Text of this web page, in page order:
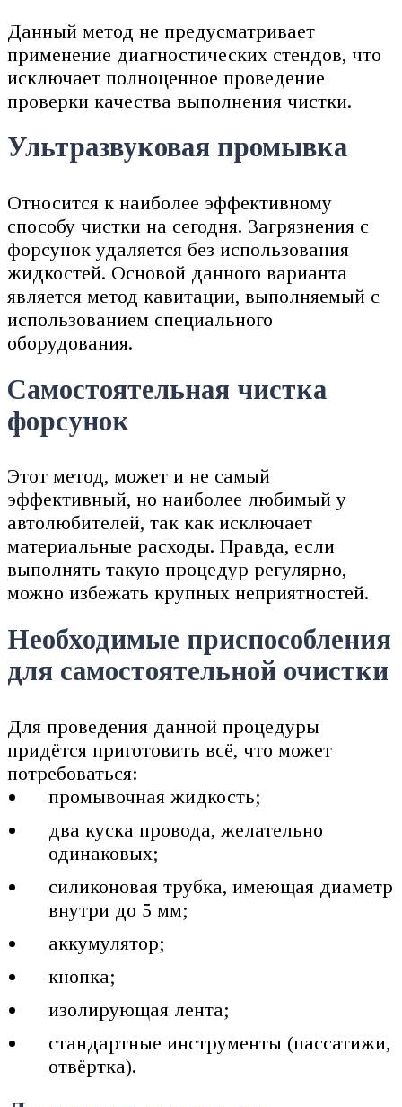
Данный метод не предусматривает
применение диагностических стендов, что
исключает полноценное проведение
проверки качества выполнения чистки.
Ультразвуковая промывка
Относится к наиболее эффективному
способу чистки на сегодня. Загрязнения с
форсунок удаляется без использования
жидкостей. Основой данного варианта
является метод кавитации, выполняемый с
использованием специального
оборудования.
Самостоятельная чистка
форсунок
Этот метод, может и не самый
эффективный, но наиболее любимый у
автолюбителей, так как исключает
материальные расходы. Правда, если
выполнять такую процедур регулярно,
можно избежать крупных неприятностей.
Необходимые приспособления
для самостоятельной очистки
Для проведения данной процедуры
придётся приготовить всё, что может
потребоваться:
промывочная жидкость;
два куска провода, желательно
одинаковых;
силиконовая трубка, имеющая диаметр
внутри до 5 мм;
аккумулятор;
кнопка;
изолирующая лента;
стандартные инструменты (пассатижи,
отвёртка).